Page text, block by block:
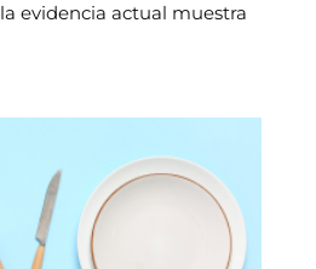
evidencia actual muestra